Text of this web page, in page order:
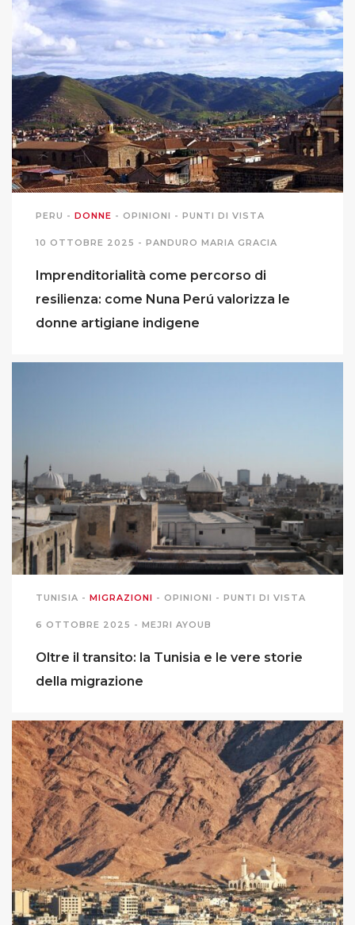
PERU - DONNE - OPINIONI - PUNTI DI VISTA
10 OTTOBRE 2025 - PANDURO MARIA GRACIA
Imprenditorialità come percorso di
resilienza: come Nuna Perú valorizza le
donne artigiane indigene
TUNISIA - MIGRAZIONI - OPINIONI - PUNTI DI VISTA
6 OTTOBRE 2025 - MEJRI AYOUB
Oltre il transito: la Tunisia e le vere storie
della migrazione